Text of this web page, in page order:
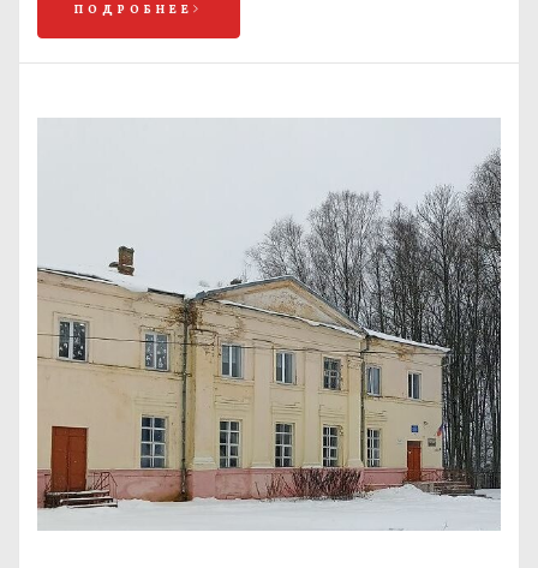
ПОДРОБНЕЕ